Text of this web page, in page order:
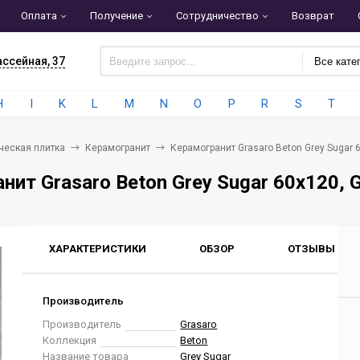
Оплата Получение Сотрудничество Возврат
37 Все
I K L M N O P R S T
плитка Керамогранит Керамогранит Grasaro Beton Grey Sugar
Grasaro Beton Grey Sugar 60x120,
ХАРАКТЕРИСТИКИ ОБЗОР ОТЗЫВЫ
Производитель
Производитель
Grasaro
Коллекция
Beton
Название товара
Grey Sugar